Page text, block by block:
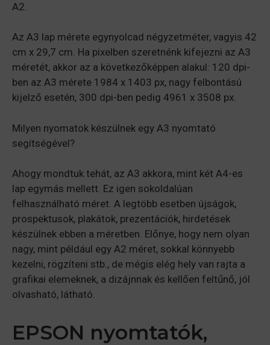
A2.
Az A3 lap mérete egynyolcad négyzetméter, vagyis 42
cm x 29,7 cm. Ha pixelben szeretnénk kifejezni az A3
méretét, akkor az a következőképpen alakul: 120 dpi-
ben az A3 mérete 1984 x 1403 px, nagy felbontású
kijelző esetén, 300 dpi-ben pedig 4961 x 3508 px.
Milyen nyomatok készülnek egy A3 nyomtató
segítségével?
Ahogy mondtuk tehát, az A3 akkora, mint két A4-es
lap egymás mellett. Ez igen sokoldalúan
felhasználható méret. A legtöbb esetben újságok,
prospektusok, plakátok, prezentációk, hirdetések
készülnek ebben a méretben. Előnye, hogy nem olyan
nagy, mint például egy A2 méret, sokkal könnyebb
kezelni, rögzíteni stb., de mégis elég hely van rajta a
grafikai elemeknek, a dizájnnak és kellően feltűnő, jól
olvasható, látható.
EPSON nyomtatók,